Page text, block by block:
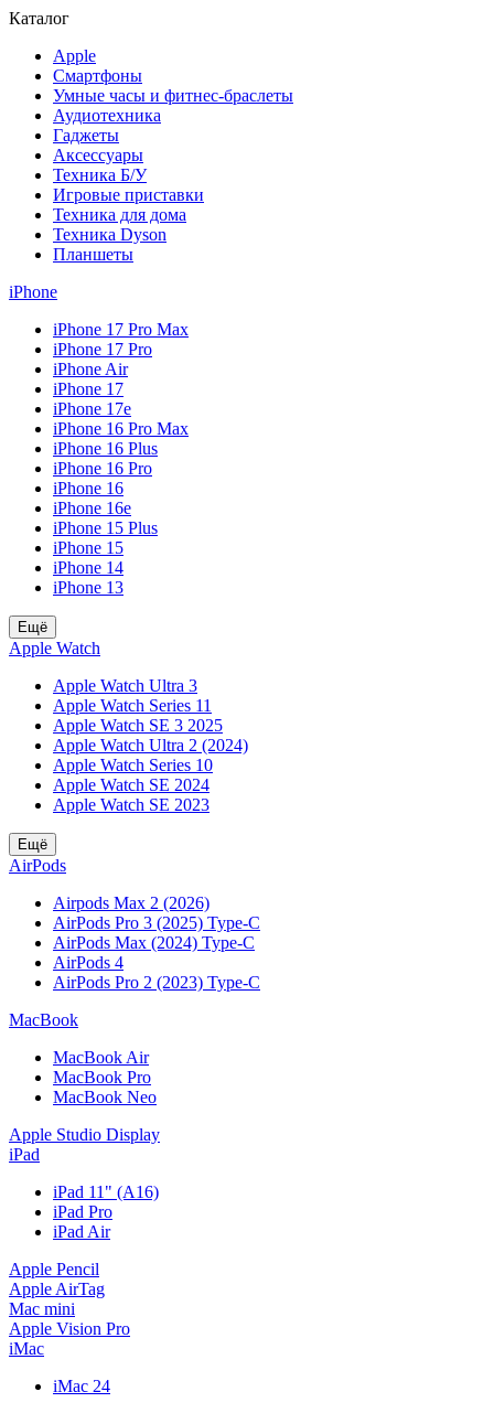
Каталог
Apple
Смартфоны
Умные часы и фитнес-браслеты
Аудиотехника
Гаджеты
Аксессуары
Техника Б/У
Игровые приставки
Техника для дома
Техника Dyson
Планшеты
iPhone
iPhone 17 Pro Max
iPhone 17 Pro
iPhone Air
iPhone 17
iPhone 17e
iPhone 16 Pro Max
iPhone 16 Plus
iPhone 16 Pro
iPhone 16
iPhone 16e
iPhone 15 Plus
iPhone 15
iPhone 14
iPhone 13
Ещё
Apple Watch
Apple Watch Ultra 3
Apple Watch Series 11
Apple Watch SE 3 2025
Apple Watch Ultra 2 (2024)
Apple Watch Series 10
Apple Watch SE 2024
Apple Watch SE 2023
Ещё
AirPods
Airpods Max 2 (2026)
AirPods Pro 3 (2025) Type-C
AirPods Max (2024) Type-C
AirPods 4
AirPods Pro 2 (2023) Type-C
MacBook
MacBook Air
MacBook Pro
MacBook Neo
Apple Studio Display
iPad
iPad 11" (A16)
iPad Pro
iPad Air
Apple Pencil
Apple AirTag
Mac mini
Apple Vision Pro
iMac
iMac 24